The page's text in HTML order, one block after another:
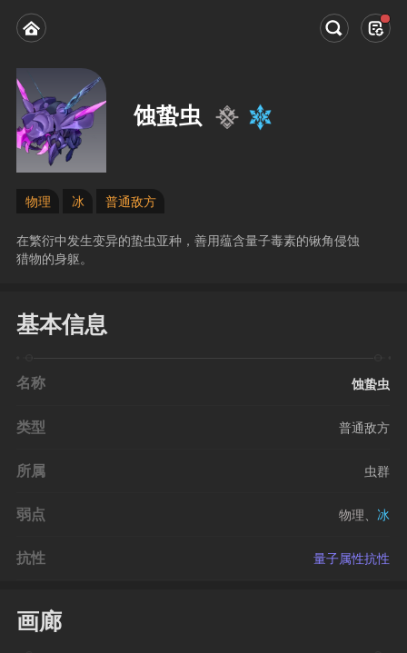
蚀蛰虫
物理 冰 普通敌方
在繁衍中发生变异的蛰虫亚种，善用蕴含量子毒素的锹角侵蚀
猎物的身躯。
基本信息
名称 蚀蛰虫
类型 普通敌方
所属 虫群
弱点 物理、冰
抗性 量子属性抗性
画廊